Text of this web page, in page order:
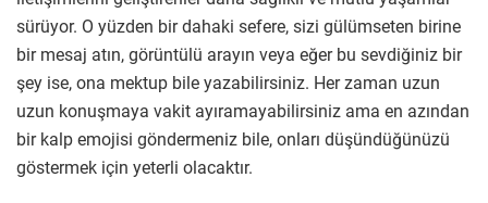
sürüyor. O yüzden bir dahaki sefere, sizi gülümseten birine
bir mesaj atın, görüntülü arayın veya eğer bu sevdiğiniz bir
şey ise, ona mektup bile yazabilirsiniz. Her zaman uzun
uzun konuşmaya vakit ayıramayabilirsiniz ama en azından
bir kalp emojisi göndermeniz bile, onları düşündüğünüzü
göstermek için yeterli olacaktır.